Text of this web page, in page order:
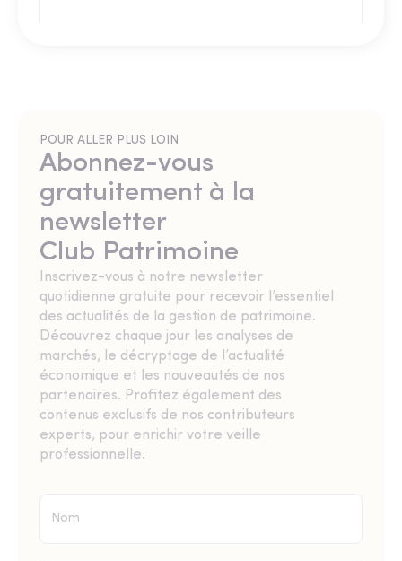
POUR ALLER PLUS LOIN
Abonnez-vous
gratuitement à la
newsletter
Club Patrimoine
Inscrivez-vous à notre newsletter
quotidienne gratuite pour recevoir l’essentiel
des actualités de la gestion de patrimoine.
Découvrez chaque jour les analyses de
marchés, le décryptage de l’actualité
économique et les nouveautés de nos
partenaires. Profitez également des
contenus exclusifs de nos contributeurs
experts, pour enrichir votre veille
professionnelle.